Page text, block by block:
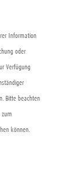
Information
oder
Verfügung
Bitte beachten
zum
können.